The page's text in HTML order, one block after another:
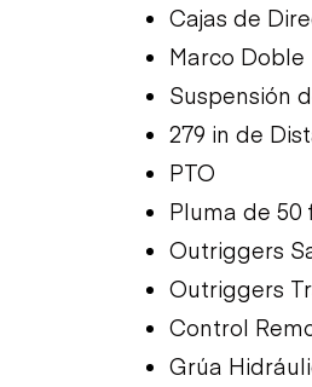
Cajas de
Marco Doble
Suspensión
279 in de
PTO
Pluma de 50
Outriggers
Outriggers
Control
Grúa